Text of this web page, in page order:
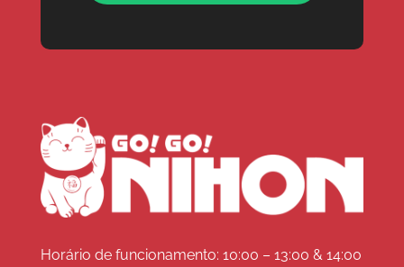
Horário de funcionamento: 10:00 – 13:00 & 14:00